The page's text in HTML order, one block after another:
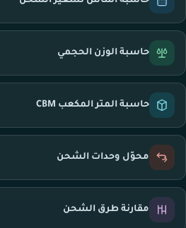
حاسبة الوزن الحجمي
حاسبة المتر المكعب CBM
محوّل وحدات الشحن
مقارنة طرق الشحن